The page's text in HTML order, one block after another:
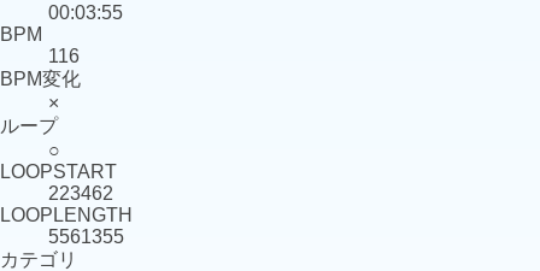
00:03:55
BPM
116
BPM変化
×
ループ
○
LOOPSTART
223462
LOOPLENGTH
5561355
カテゴリ